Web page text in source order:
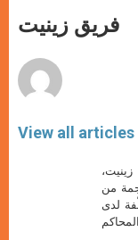
p
p
g
e
o
k
فريق زينيت
View all articles
من
لدى
المحاكم